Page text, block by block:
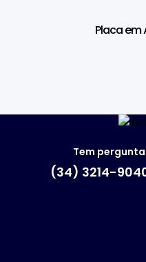
Placa em
Tem
(34) 3214-